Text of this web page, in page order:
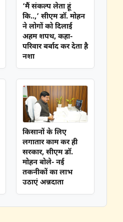
‘मैं संकल्प लेता हूं
कि..,’ सीएम डॉ. मोहन
ने लोगों को दिलाई
अहम शपथ, कहा-
परिवार बर्बाद कर देता है
नशा
किसानों के लिए
लगातार काम कर ही
सरकार, सीएम डॉ.
मोहन बोले- नई
तकनीकों का लाभ
उठाएं अन्नदाता